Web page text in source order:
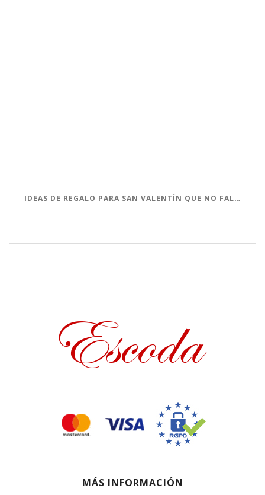
IDEAS DE REGALO PARA SAN VALENTÍN QUE NO FALLAN
MÁS INFORMACIÓN